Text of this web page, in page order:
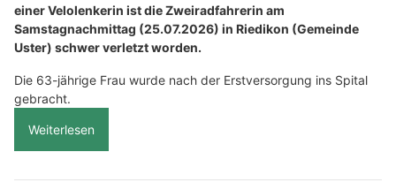
einer Velolenkerin ist die Zweiradfahrerin am
Samstagnachmittag (25.07.2026) in Riedikon (Gemeinde
Uster) schwer verletzt worden.
Die 63-jährige Frau wurde nach der Erstversorgung ins Spital
gebracht.
Weiterlesen